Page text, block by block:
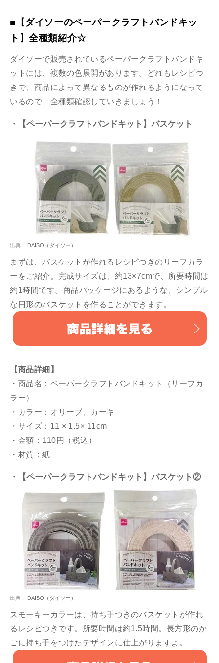
■【ダイソーのペーパークラフトバンドキッ
ト】全種類紹介☆
ダイソーで販売されているペーパークラフトバンドキ
ットには、複数の色展開があります。どれもレシピつ
きで、商品によって異なるものが作れるようになって
いるので、全種類確認していきましょう！
・【ペーパークラフトバンドキット】バスケット
出典： DAISO（ダイソー）
まずは、バスケットが作れるレシピつきのリーフカラ
ーをご紹介。完成サイズは、約13×7cmで、所要時間は
約1時間です。商品パッケージにあるような、シンプル
な円形のバスケットを作ることができます。
【商品詳細】
・商品名：ペーパークラフトバンドキット（リーフカ
ラー）
・カラー：オリーブ、カーキ
・サイズ：11 × 1.5× 11cm
・金額：110円（税込）
・材質：紙
・【ペーパークラフトバンドキット】バスケット②
出典： DAISO（ダイソー）
スモーキーカラーは、持ち手つきのバスケットが作れ
るレシピつきです。所要時間は約1.5時間。長方形のか
ごに持ち手をつけたデザインに仕上がりますよ。